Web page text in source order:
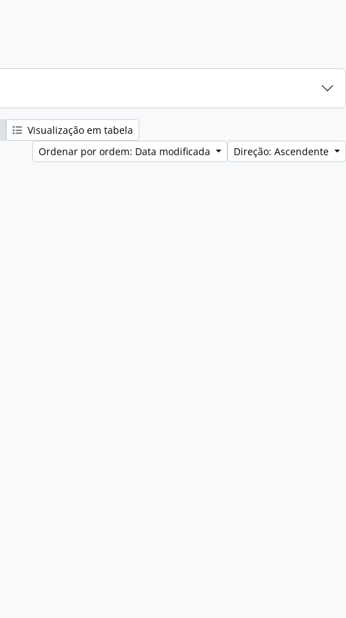
Visualização em tabela
Ordenar por ordem: Data modificada
Direção: Ascendente